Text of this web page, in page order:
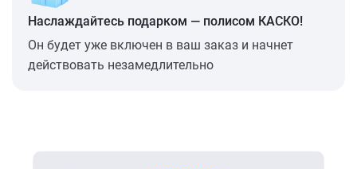
Наслаждайтесь подарком — полисом КАСКО!
Он будет уже включен в ваш заказ и начнет
действовать незамедлительно